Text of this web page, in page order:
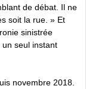
de débat. Il ne
soit la rue. » Et
sinistrée
un seul instant
novembre 2018.